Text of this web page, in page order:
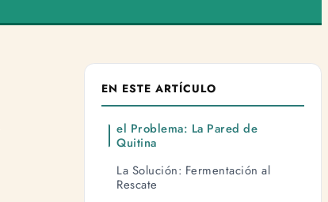
EN ESTE ARTÍCULO
el Problema: La Pared de
Quitina
La Solución: Fermentación al
Rescate